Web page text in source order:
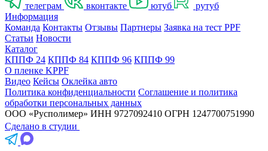
телеграм
контакте юту
руту
Информация
Команда Контакты Отзывы Партнеры Заявка на тест PPF
Статьи Новости
Катало
КППФ 24 КППФ 84 КППФ 96 КППФ 99
О пленке KPPF
Видео Кейсы Оклейка авто
Политика конфиденциальности Соглашение и политика
обработки персональных данных
ООО «Русполимер» ИНН 9727092410 ОГРН 1247700751990
Сделано в студии